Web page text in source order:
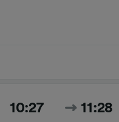
10:27 11:28